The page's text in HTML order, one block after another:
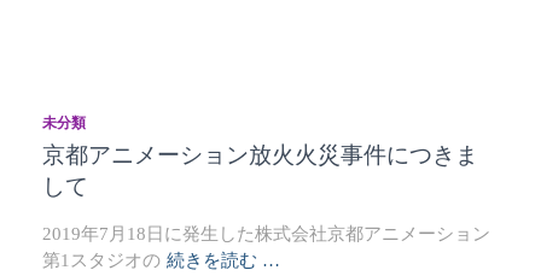
未分類
京都アニメーション放火火災事件につきま
して
2019年7月18日に発生した株式会社京都アニメーション
第1スタジオの 続きを読む …